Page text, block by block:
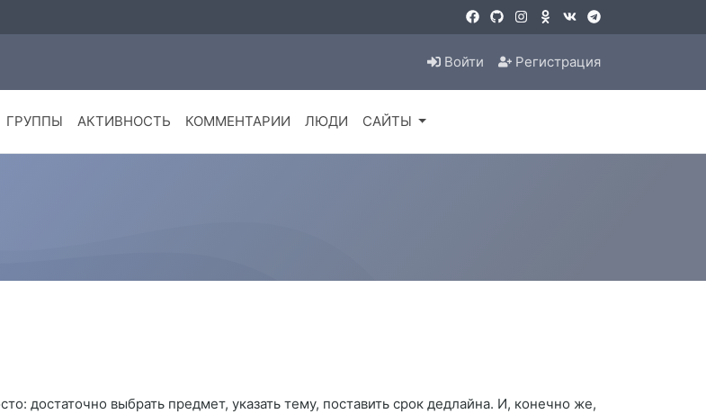
Войти Регистрация
ГРУППЫ АКТИВНОСТЬ КОММЕНТАРИИ ЛЮДИ САЙТЫ
достаточно выбрать предмет, указать тему, поставить срок дедлайна. И, конечно же,